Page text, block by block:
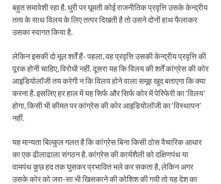
बहुत समावेशी रहा है. धुरी पर घूमती कोई राजनीतिक प्रवृत्ति उसके केन्द्रीय
तत्व के साथ विलय के लिए तत्पर दिखती है तो उसने दोनों हाथ फैलाकर
उसका स्वागत किया है.
लेकिन इसकी दो मूल शर्तें हैं- पहला, वह प्रवृत्ति उसकी केन्द्रीय प्रवृत्ति की
पूरक होनी चाहिए, विरोधी नहीं. दूसरा यह कि विलय की शर्तें कांग्रेस की कोर
आइडियोलॉजी तय करेगी न कि विलय होने वाला समूह खुद बताएगा कि क्या
करना है. इसलिए हर हाल में यह सिर्फ और सिर्फ कोर में पेरिफेरी का ‘विलय’
होगा, किसी भी कीमत पर कांग्रेस की कोर आइडियोलॉजी का ‘विस्थापन’
नहीं.
यह मान्यता बिल्कुल गलत है कि कांग्रेस बिना किसी ठोस वैचारिक आधार
का एक ढीलाढाला संगठन है. कांग्रेस की कार्यशैली को दक्षिणपंथ या
वामपंथ कुछ हद तक घुसकर प्रभावित भले कर सकता है, लेकिन अगर
उसके कोर को जरा-सा भी खिसकाने की कोशिश की गयी तो यह देश का